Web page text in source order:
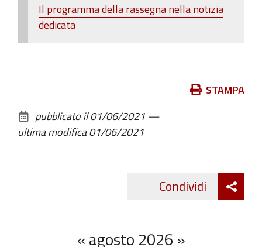
Il programma della rassegna nella notizia
dedicata
documento
STAMPA
pubblicato il01/06/2021 —
ultima modifica01/06/2021
Condividi
«agosto 2026 »